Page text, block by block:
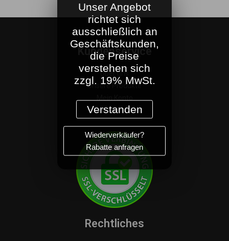
Unser Angebot
richtet sich
ausschließlich an
Geschäftskunden,
die Preise
verstehen sich
zzgl. 19% MwSt.
Verstanden
Wiederverkäufer?
Rabatte anfragen
Kundenservice
Über uns
Unsere Produkte
Konto erstellen
Rechtliches